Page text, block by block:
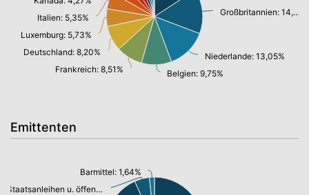
Großbritannien: 14,43%
Niederlande: 13,05%
Belgien: 9,75%
Frankreich: 8,51%
Deutschland: 8,20%
Luxemburg: 5,73%
Italien: 5,35%
Emittenten
Staatsanleihen u. öffentl.Anleihen: 4,83%
Barmittel: 1,64%